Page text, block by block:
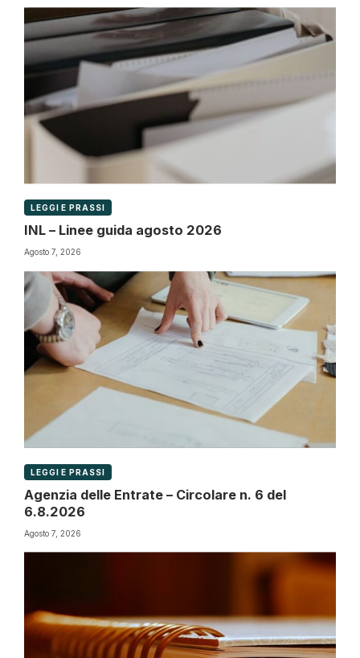
LEGGI E PRASSI
INL – Linee guida agosto 2026
Agosto 7, 2026
LEGGI E PRASSI
Agenzia delle Entrate – Circolare n. 6 del
6.8.2026
Agosto 7, 2026